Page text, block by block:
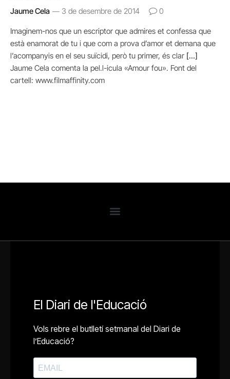
Jaume Cela 3 de desembre de 2014 0
Imaginem-nos que un escriptor que admires et confessa que
està enamorat de tu i que com a prova d’amor et demana que
l’acompanyis en el seu suïcidi, però tu primer, és clar […]
Jaume Cela comenta la pel.l-icula «Amour fou». Font del
cartell: www.filmaffinity.com